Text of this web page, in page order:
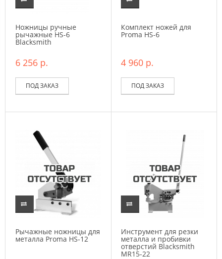
Ножницы ручные
рычажные HS-6
Blacksmith
6 256 р.
ПОД ЗАКАЗ
Комплект ножей для
Proma HS-6
4 960 р.
ПОД ЗАКАЗ
Рычажные ножницы для
металла Proma HS-12
Инструмент для резки
металла и пробивки
отверстий Blacksmith
MR15-22